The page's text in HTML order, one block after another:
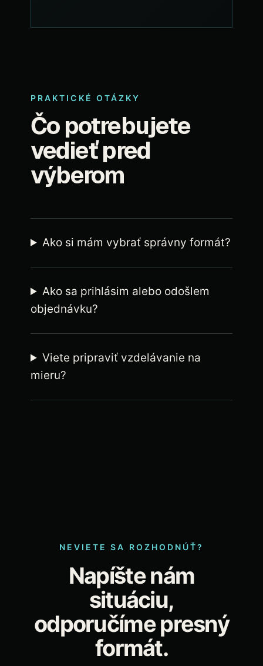
PRAKTICKÉ OTÁZKY
Čo potrebujete
vedieť pred
výberom
Ako si mám vybrať správny formát?
Ako sa prihlásim alebo odošlem
objednávku?
Viete pripraviť vzdelávanie na
mieru?
NEVIETE SA ROZHODNÚŤ?
Napíšte nám
situáciu,
odporučíme presný
formát.